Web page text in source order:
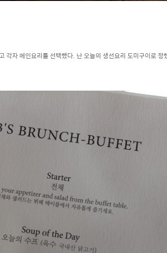
자 메인요리를 선택했다. 난 오늘의 생선요리 도미구이로 정